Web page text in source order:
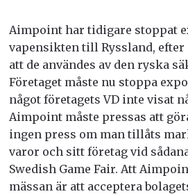
Aimpoint har tidigare stoppat
vapensikten till Ryssland,
att de användes av den ryska
Företaget måste nu stoppa
något företagets VD inte visat
Aimpoint måste pressas att
ingen press om man tillåts
varor och sitt företag vid
Swedish Game Fair. Att
mässan är att acceptera